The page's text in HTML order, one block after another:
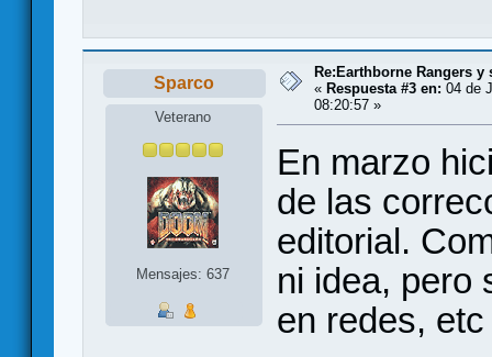
Sparco
Veterano
Mensajes: 637
Re:Earthborne Rangers y
« Respuesta #3 en: 04 de
08:20:57 »
En marzo
de las
editorial.
ni idea, pero
en redes, etc